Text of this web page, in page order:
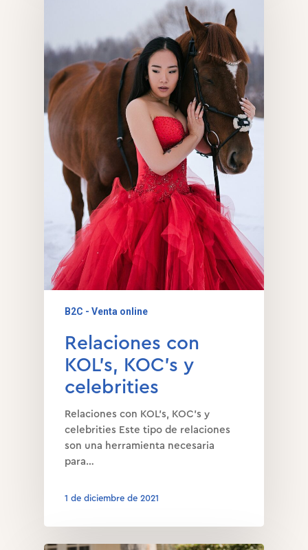
B2C - Venta online
Relaciones con
KOL’s, KOC’s y
celebrities
Relaciones con KOL’s, KOC’s y
celebrities Este tipo de relaciones
son una herramienta necesaria
para…
1 de diciembre de 2021